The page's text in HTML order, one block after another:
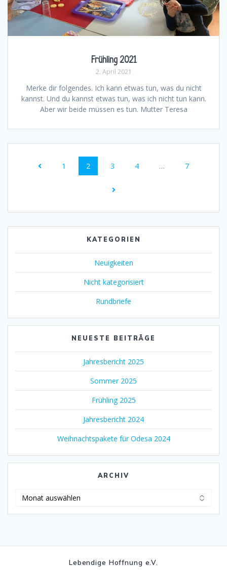
Frühling 2021
2. April 2021
Merke dir folgendes. Ich kann etwas tun, was du nicht
kannst. Und du kannst etwas tun, was ich nicht tun kann.
Aber wir beide müssen es tun. Mutter Teresa
Page
1 Page
2 Page
3 Page
4 … Page
7
KATEGORIEN
Neuigkeiten
Nicht kategorisiert
Rundbriefe
NEUESTE BEITRÄGE
Jahresbericht 2025
Sommer 2025
Frühling 2025
Jahresbericht 2024
Weihnachtspakete für Odesa 2024
ARCHIV
Lebendige Hoffnung e.V.